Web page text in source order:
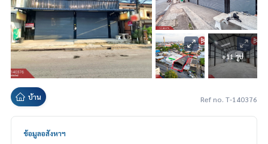
+11 รูป
บ้าน Ref no. T-140376
ข้อมูลอสังหาฯ